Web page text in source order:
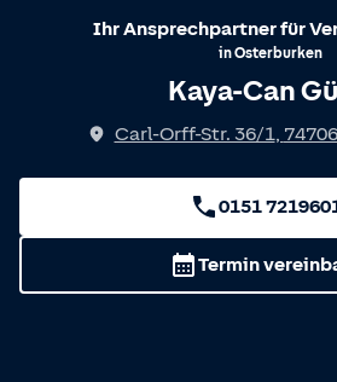
Ihr Ansprechpartner für
inOsterburken
Kaya-Can
Carl-Orff-Str. 36/1, 74706
0151
Termin